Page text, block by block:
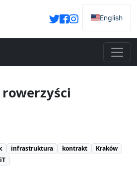
English
infrastruktura kontrakt
Kraków